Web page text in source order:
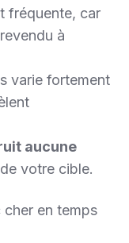
fréquente, car
à
varie fortement
aucune
votre cible.
en temps